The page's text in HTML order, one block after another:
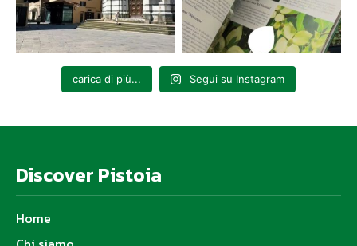
carica di più... Segui su Instagram
Discover Pistoia
Home